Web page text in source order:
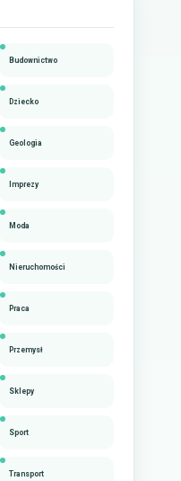
Budownictwo
Dziecko
Geologia
Imprezy
Moda
Nieruchomości
Praca
Przemysł
Sklepy
Sport
Transport